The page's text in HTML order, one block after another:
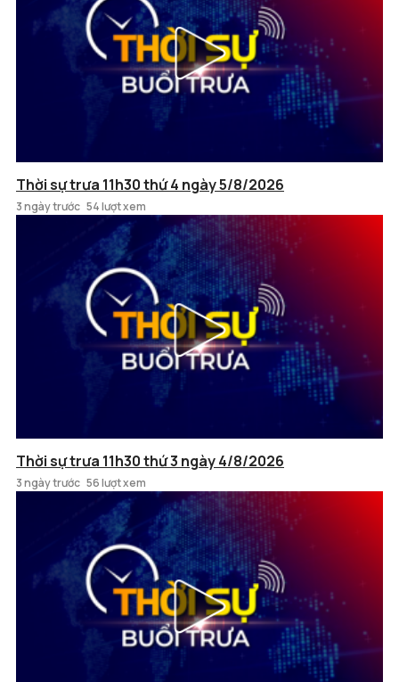
Thời sự trưa 11h30 thứ 4 ngày 5/8/2026
3 ngày trước 54 lượt xem
Thời sự trưa 11h30 thứ 3 ngày 4/8/2026
3 ngày trước 56 lượt xem